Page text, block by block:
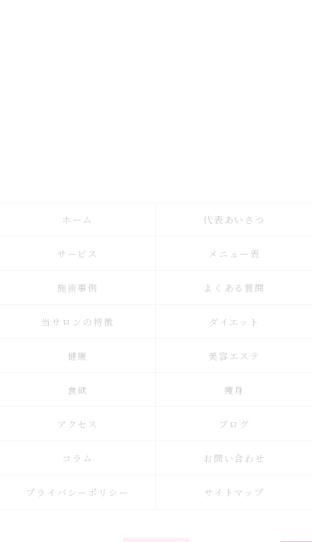
ホーム 代表あいさつ
サービス メニュー表
施術事例 よくある質問
当サロンの特徴 ダイエット
健康 美容エステ
食欲 痩身
アクセス ブログ
コラム お問い合わせ
プライバシーポリシー サイトマップ